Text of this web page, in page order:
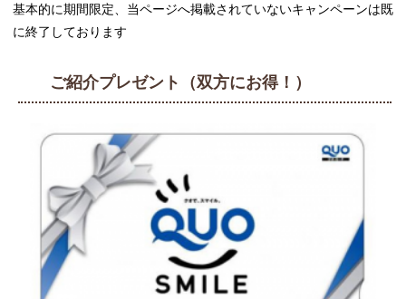
基本的に期間限定、当ページへ掲載されていないキャンペーンは既
に終了しております
ご紹介プレゼント（双方にお得！）